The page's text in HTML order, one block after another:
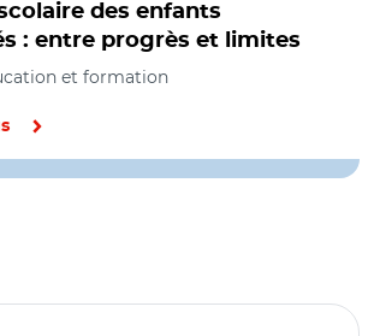
des enfants
: entre progrès et limites
et formation